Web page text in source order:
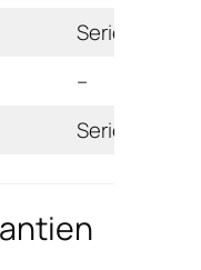
Serie
–
Serie